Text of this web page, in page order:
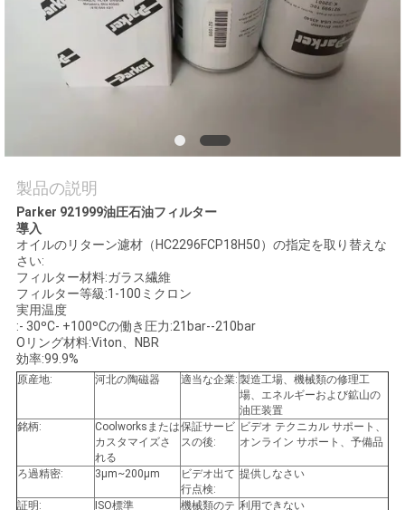
管
理
私
達
に
連
絡
し
な
製品の説明
Parker 921999油圧石油フィルター
導入
オイルのリターン濾材（HC2296FCP18H50）の指定を取り替えな
さい:
フィルター材料:ガラス繊維
フィルター等級:1-100ミクロン
実用温度
:- 30ºC- +100ºCの働き圧力:21bar--210bar
Oリング材料:Viton、NBR
効率:99.9%
原産地: 河北の陶磁器 適当な企業: 製造工場、機械類の修理工
場、エネルギーおよび鉱山の
油圧装置
銘柄:
Coolworksまたは
カスタマイズさ
れる
保証サービ
スの後:
ビデオ テクニカル サポート、
オンライン サポート、予備品
ろ過精密: 3μm~200μm
ビデオ出て
行点検:
提供しなさい
証明: ISO標準
機械類のテ 利用できない